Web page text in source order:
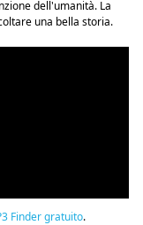
dell'umanità. La
una bella storia.
Finder gratuito.